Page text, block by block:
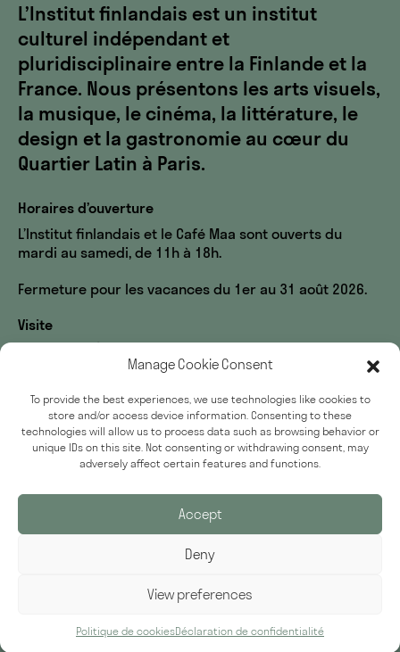
Manage Cookie Consent
To provide the best experiences, we use technologies like cookies to
store and/or access device information. Consenting to these
technologies will allow us to process data such as browsing behavior or
unique IDs on this site. Not consenting or withdrawing consent, may
adversely affect certain features and functions.
Accept
Deny
View preferences
Politique de cookiesDéclaration de confidentialité
L’Institut finlandais est un institut
culturel indépendant et
pluridisciplinaire entre la Finlande et la
France. Nous présentons les arts visuels,
la musique, le cinéma, la littérature, le
design et la gastronomie au cœur du
Quartier Latin à Paris.
Horaires d’ouverture
L’Institut finlandais et le Café Maa sont ouverts du
mardi au samedi, de 11h à 18h.
Fermeture pour les vacances du 1er au 31 août 2026.
Visite
33, rue du Sommerard
Accessibilité
Presse
Inscrivez-vous à notre newsletter